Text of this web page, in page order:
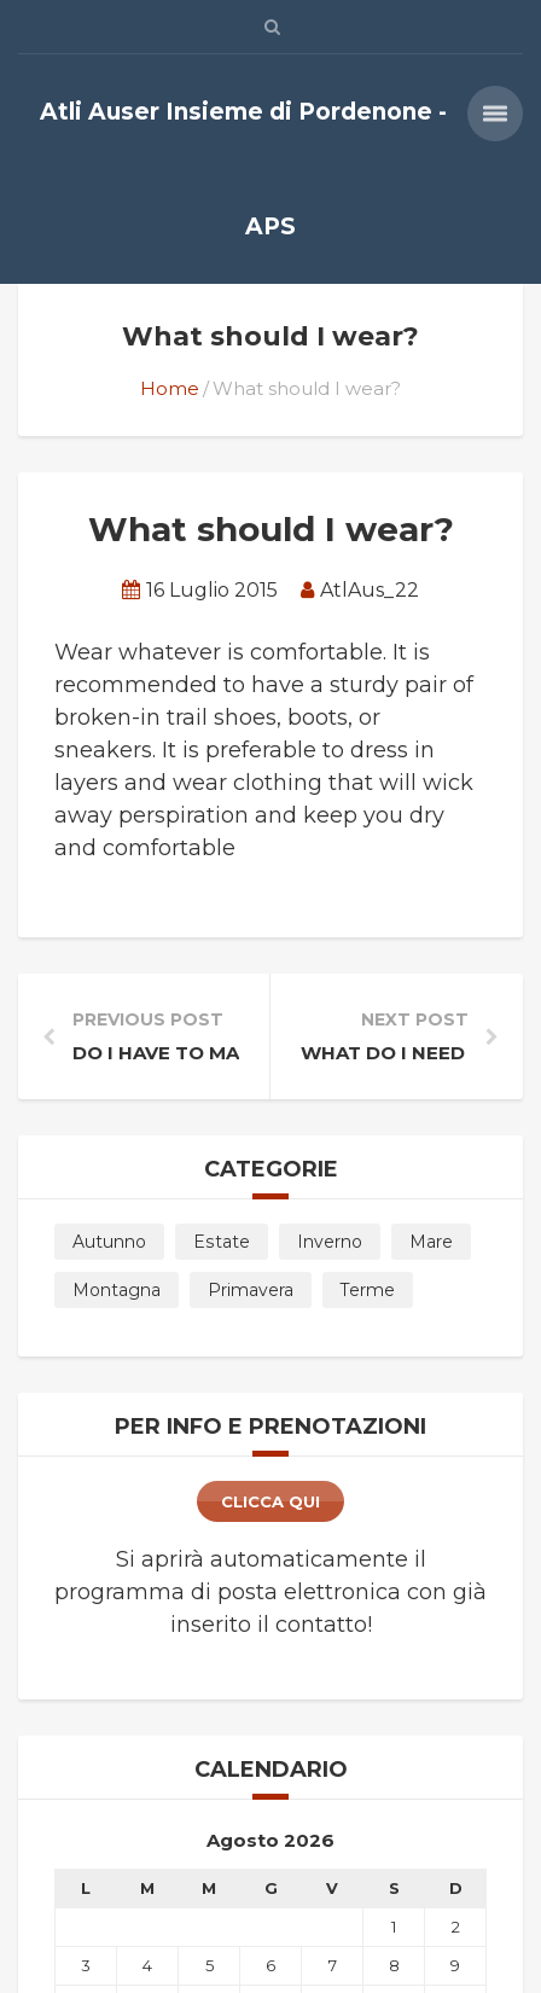
Atli Auser Insieme di Pordenone -
APS
What should I wear?
Home What should I wear?
What should I wear?
16 Luglio 2015 AtlAus_22
Wear whatever is comfortable. It is
recommended to have a sturdy pair of
broken-in trail shoes, boots, or
sneakers. It is preferable to dress in
layers and wear clothing that will wick
away perspiration and keep you dry
and comfortable
PREVIOUS POST
DO I HAVE TO MAKE A RESERVATION OR CAN I
NEXT POST
WHAT DO I NEED TO
CATEGORIE
Autunno Estate Inverno Mare
Montagna Primavera Terme
PER INFO E PRENOTAZIONI
CLICCA QUI
Si aprirà automaticamente il
programma di posta elettronica con già
inserito il contatto!
CALENDARIO
Agosto 2026
L M M G V S
D
1
2
3
4 5 6 7 8
9